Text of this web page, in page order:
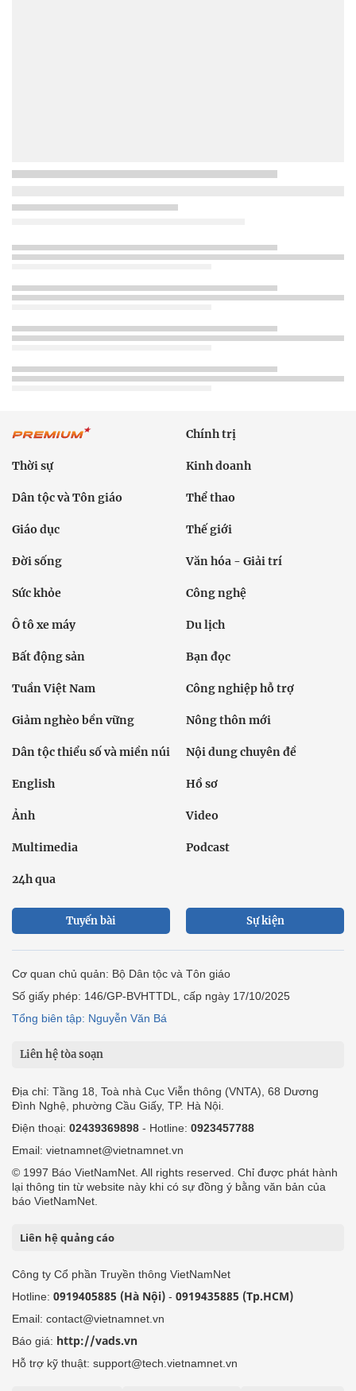
Chính trị
Thời sự Kinh doanh
Dân tộc và Tôn giáo Thể thao
Giáo dục Thế giới
Đời sống Văn hóa - Giải trí
Sức khỏe Công nghệ
Ô tô xe máy Du lịch
Bất động sản Bạn đọc
Tuần Việt Nam Công nghiệp hỗ trợ
Giảm nghèo bền vững Nông thôn mới
Dân tộc thiểu số và miền núi Nội dung chuyên đề
English Hồ sơ
Ảnh Video
Multimedia Podcast
24h qua
Tuyến bài Sự kiện
Cơ quan chủ quản: Bộ Dân tộc và Tôn giáo
Số giấy phép: 146/GP-BVHTTDL, cấp ngày 17/10/2025
Tổng biên tập: Nguyễn Văn Bá
Liên hệ tòa soạn
Địa chỉ: Tầng 18, Toà nhà Cục Viễn thông (VNTA), 68 Dương
Đình Nghệ, phường Cầu Giấy, TP. Hà Nội.
Điện thoại: 02439369898 - Hotline: 0923457788
Email: vietnamnet@vietnamnet.vn
© 1997 Báo VietNamNet. All rights reserved. Chỉ được phát hành
lại thông tin từ website này khi có sự đồng ý bằng văn bản của
báo VietNamNet.
Liên hệ quảng cáo
Công ty Cổ phần Truyền thông VietNamNet
Hotline: 0919405885 (Hà Nội) - 0919435885 (Tp.HCM)
Email: contact@vietnamnet.vn
Báo giá: http://vads.vn
Hỗ trợ kỹ thuật: support@tech.vietnamnet.vn